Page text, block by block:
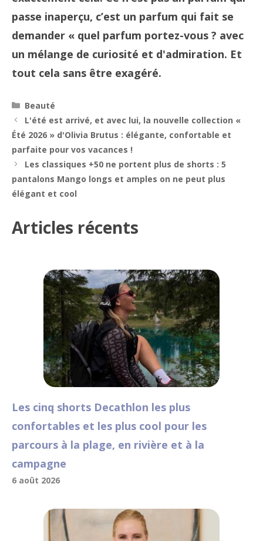
passe inaperçu, c’est un parfum qui fait se
demander « quel parfum portez-vous ? avec
un mélange de curiosité et d'admiration. Et
tout cela sans être exagéré.
Catégories
Beauté
Navigation
des
L'été est arrivé, et avec lui, la nouvelle collection «
Été 2026 » d'Olivia Brutus : élégante, confortable et
parfaite pour vos vacances !
Les classiques +50 ne portent plus de shorts : 5
pantalons Mango longs et amples on ne peut plus
élégant et cool
Articles récents
Les cinq shorts Decathlon les plus
confortables et les plus cool pour les
parcours à la plage, en rivière et à la
campagne
6 août 2026